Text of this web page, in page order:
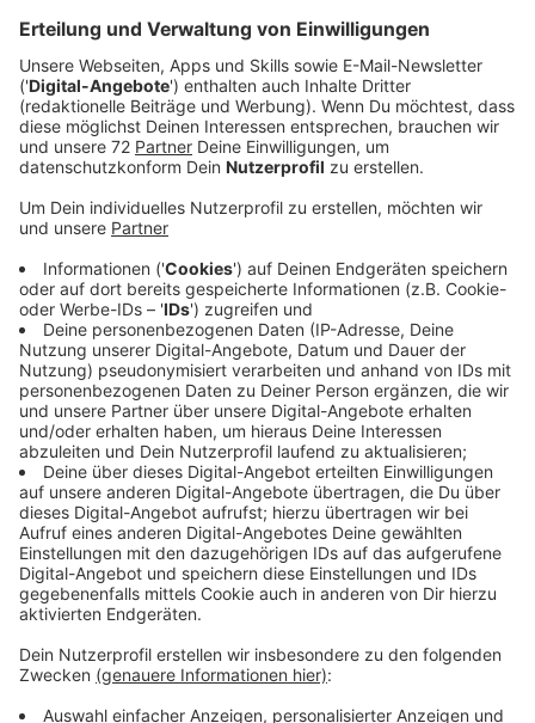
Vier Jahre hat Justin Timberlake am neuen Album
gesessen. Das hat der Weltstar dem Talkmaster
Jimmy Fallon erzählt. Nun ist seine Platte "Everything I
Thought It Was" auf dem Markt. Mit 18 Liedern auf
Timberlake erst einmal Feiertagsstimmung entfachen
Song mit seiner alten Boyband *NSYNC, der "Paradise"
heißt. Generell sagen Kritiker und Experten, dass er mit
diesem Album zu seinen Anfangszeiten musikalisch
zurückkehren will und möchte. Eine der Lead-Singles
beispielsweise - "Selfish" - ist eine sanfte R&B-
Ballade, die Timberlake gut zu verkörpern scheint.
Mit 43 Jahren ist er nun wieder vollends zurück. Einige
Jahre blieb es ja wirklich ruhig um den Jungen aus
Memphis, Tennessee. Neues Album, bald folgt eine
Welttournee - auch mit Stops in Deutschland - und
viel mehr Auftritte in der Öffentlichkeit. Wird das
Album die Charts rocken? Gut möglich.
Anzeige